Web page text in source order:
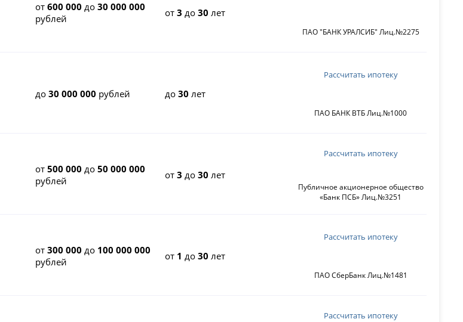
от600 000 до30 000 000
рублей
от3 до30 лет
ПАО "БАНК УРАЛСИБ" Лиц.№2275
до30 000 000 рублей до30 лет
ПАО БАНК ВТБ Лиц.№1000
Рассчитать ипотеку
от500 000 до50 000 000
рублей
от3 до30 лет
Публичное акционерное общество
«Банк ПСБ» Лиц.№3251
Рассчитать ипотеку
от300 000 до 100 000 000
рублей
от 1 до30 лет
ПАО СберБанк Лиц.№1481
Рассчитать ипотеку
Рассчитать ипотеку